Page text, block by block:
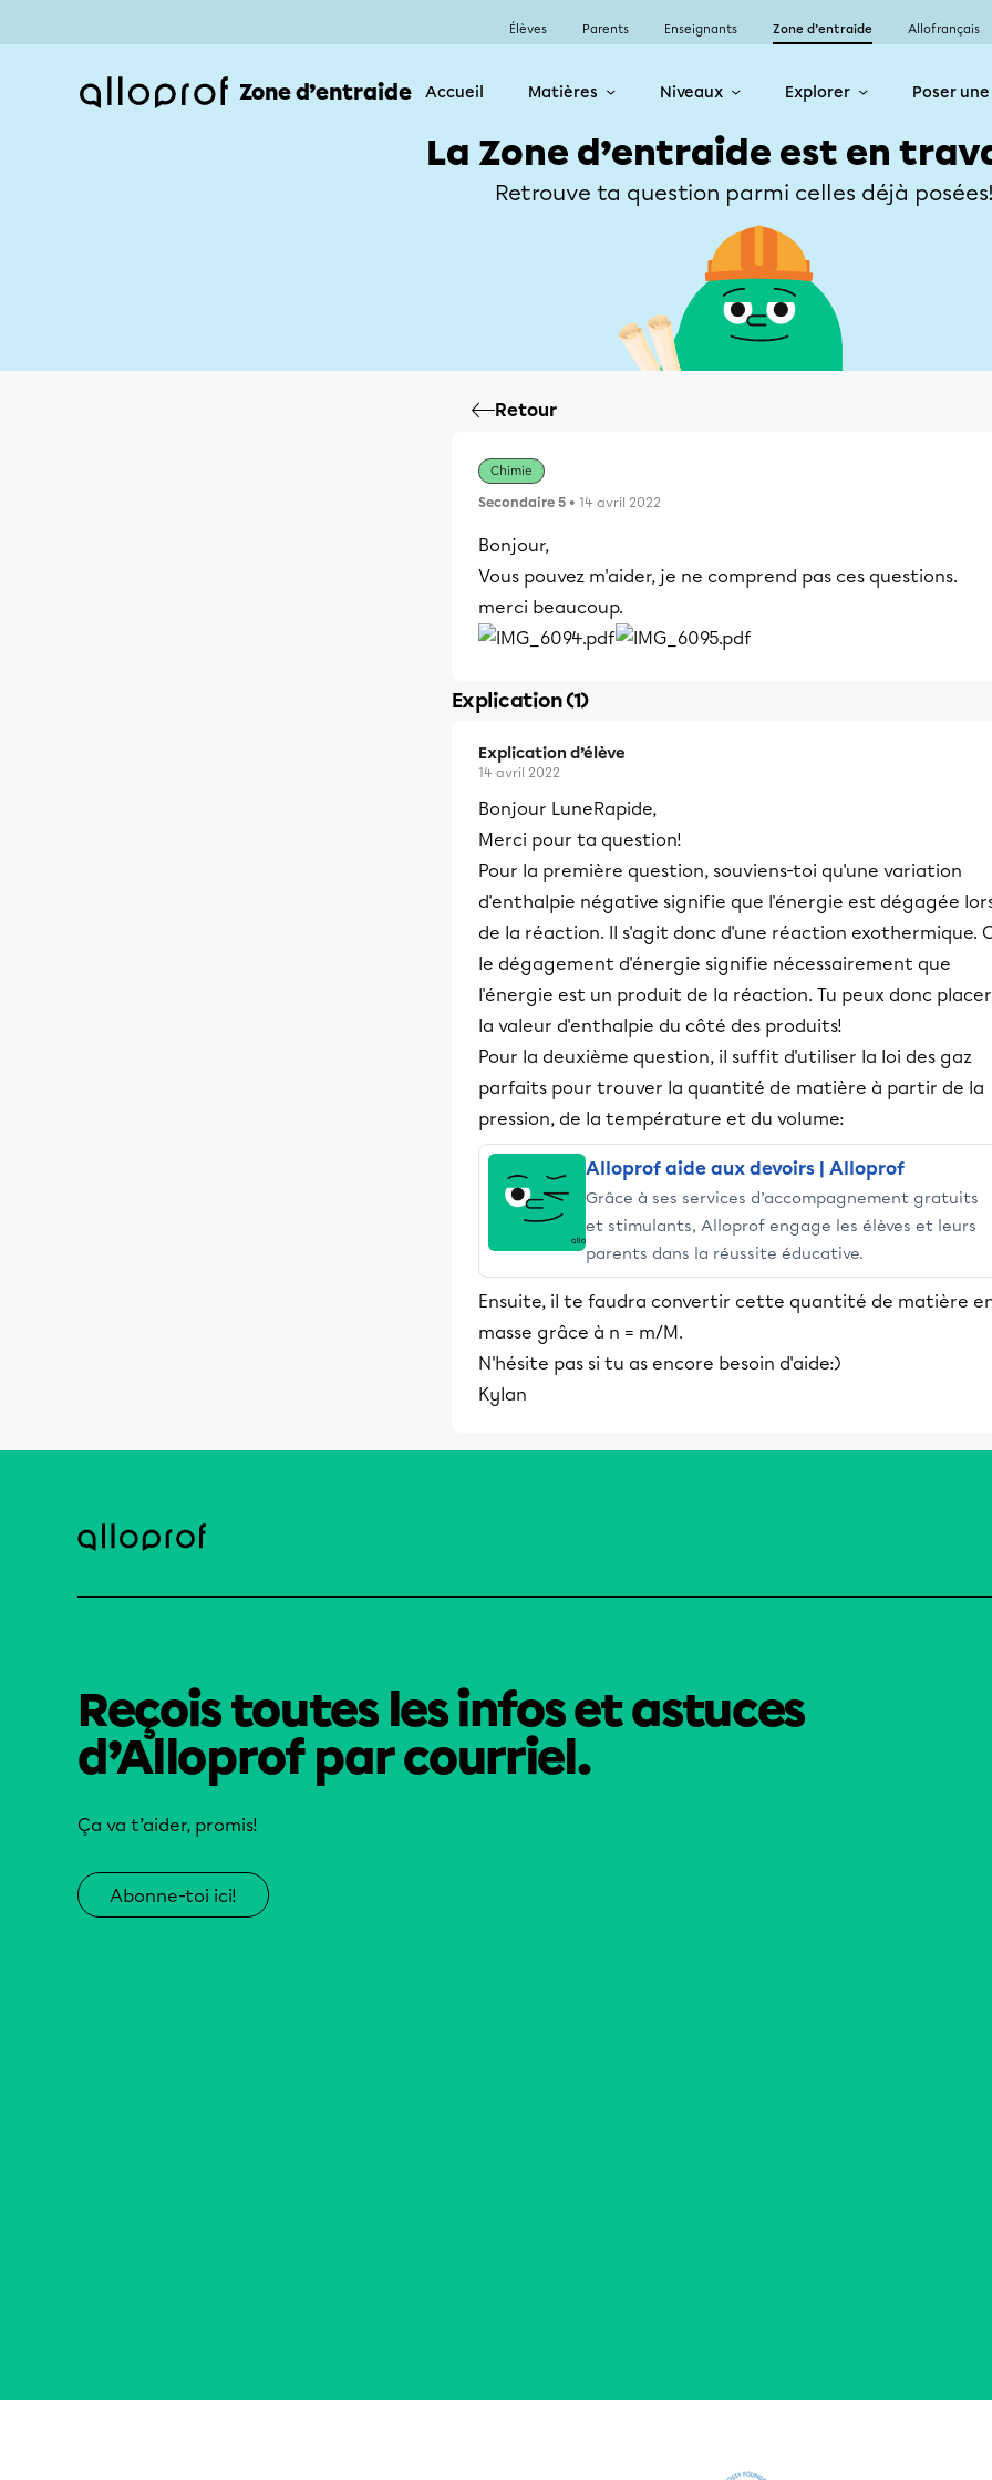
Élèves Parents Enseignants Zone d’entraide Allofrançais
Zone d’entraide Accueil Matières Niveaux Explorer Poser
La Zone d’entraide est en
Retrouve ta question parmi celles déjà
Retour
Chimie
Secondaire 5 • 14 avril 2022
Bonjour,
Vous pouvez m'aider, je ne comprend pas ces questions.
merci beaucoup.
Explication (1)
Explication d’élève
14 avril 2022
Bonjour LuneRapide,
Merci pour ta question!
Pour la première question, souviens-toi qu'une variation
d'enthalpie négative signifie que l'énergie est dégagée
de la réaction. Il s'agit donc d'une réaction exothermique.
le dégagement d'énergie signifie nécessairement que
l'énergie est un produit de la réaction. Tu peux donc placer
la valeur d'enthalpie du côté des produits!
Pour la deuxième question, il suffit d'utiliser la loi des gaz
parfaits pour trouver la quantité de matière à partir de la
pression, de la température et du volume:
Alloprof aide aux devoirs | Alloprof
Grâce à ses services d’accompagnement gratuits
et stimulants, Alloprof engage les élèves et leurs
parents dans la réussite éducative.
Ensuite, il te faudra convertir cette quantité de matière
masse grâce à n = m/M.
N'hésite pas si tu as encore besoin d'aide:)
Kylan
Reçois toutes les infos et astuces
d’Alloprof par courriel.
Ça va t’aider, promis!
Abonne-toi ici!